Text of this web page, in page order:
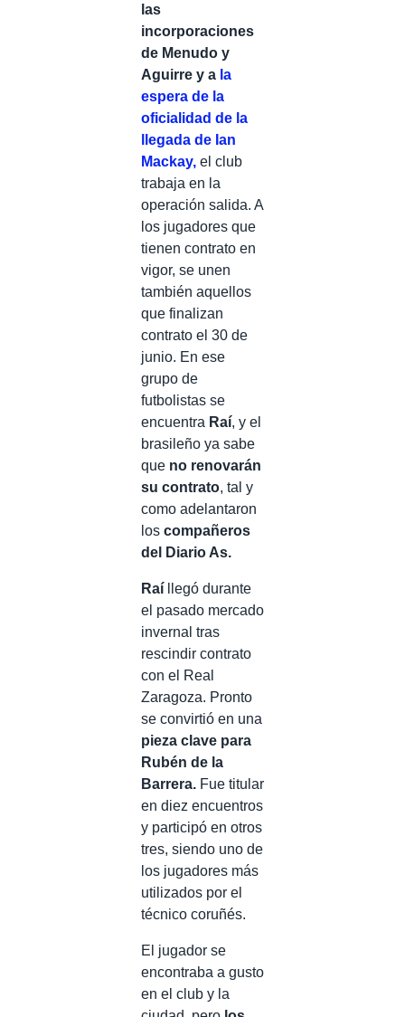
las
incorporaciones
de Menudo y
Aguirre y a la
espera de la
oficialidad de la
llegada de Ian
Mackay, el club
trabaja en la
operación salida. A
los jugadores que
tienen contrato en
vigor, se unen
también aquellos
que finalizan
contrato el 30 de
junio. En ese
grupo de
futbolistas se
encuentra Raí, y el
brasileño ya sabe
que no renovarán
su contrato, tal y
como adelantaron
los compañeros
del Diario As.
Raí llegó durante
el pasado mercado
invernal tras
rescindir contrato
con el Real
Zaragoza. Pronto
se convirtió en una
pieza clave para
Rubén de la
Barrera. Fue titular
en diez encuentros
y participó en otros
tres, siendo uno de
los jugadores más
utilizados por el
técnico coruñés.
El jugador se
encontraba a gusto
en el club y la